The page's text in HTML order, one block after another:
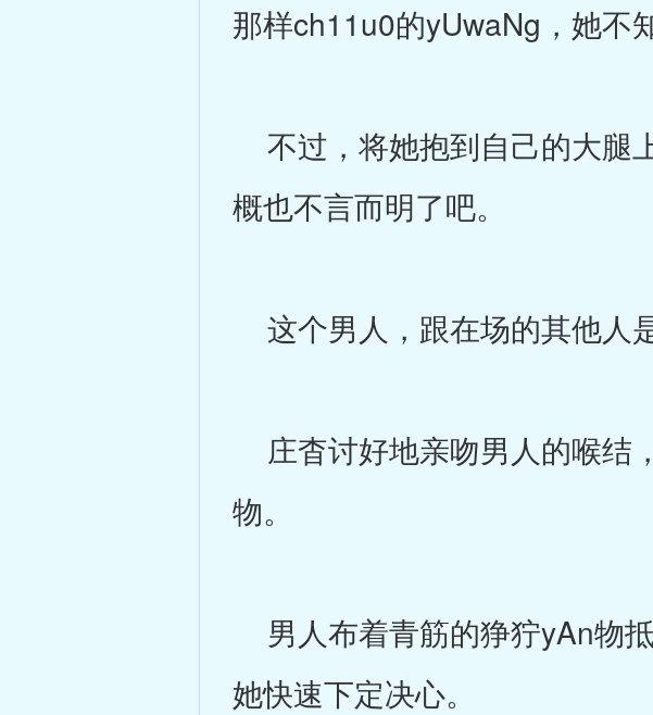
那样ch11u0的yUwaNg，她不
不过，将她抱到自己的大腿
概也不言而明了吧。
这个男人，跟在场的其他人
庄杳讨好地亲吻男人的喉结
物。
男人布着青筋的狰狞yAn物
她快速下定决心。